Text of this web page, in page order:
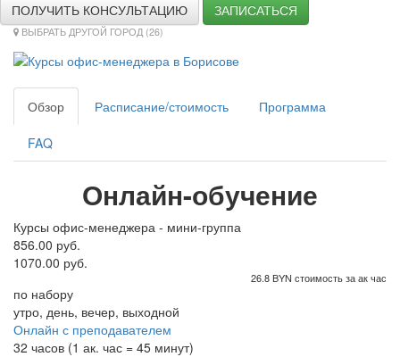
ПОЛУЧИТЬ КОНСУЛЬТАЦИЮ ЗАПИСАТЬСЯ
ВЫБРАТЬ ДРУГОЙ ГОРОД (26)
Обзор Расписание/стоимость Программа
FAQ
Онлайн-обучение
Курсы офис-менеджера - мини-группа
856.00 руб.
1070.00 руб.
26.8 BYN стоимость за ак час
по набору
утро, день, вечер, выходной
Онлайн с преподавателем
32 часов (1 ак. час = 45 минут)